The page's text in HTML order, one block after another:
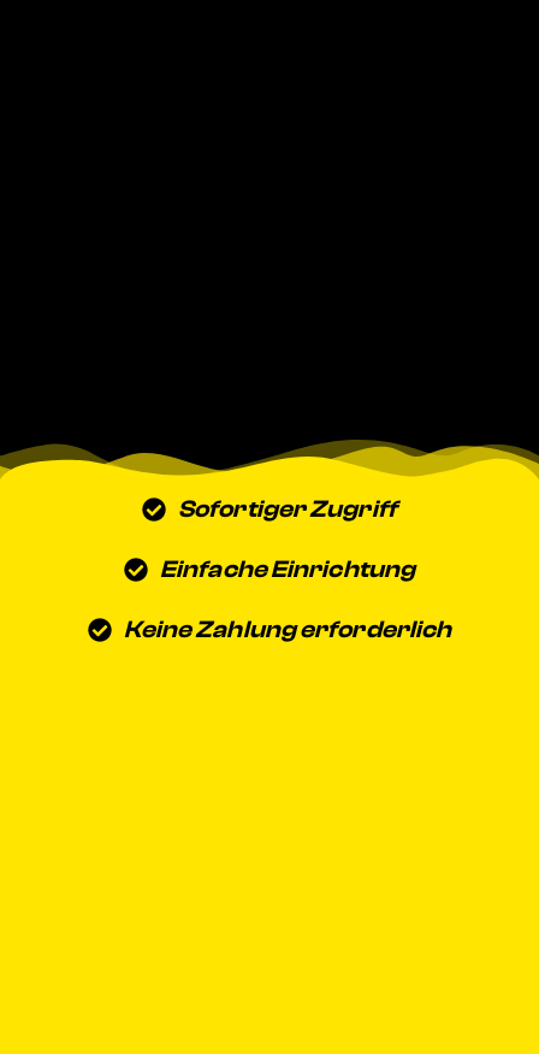
Sofortiger Zugriff
Einfache Einrichtung
Keine Zahlung erforderlich